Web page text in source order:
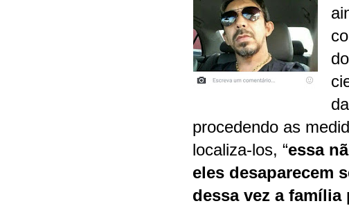
procedendo as
localiza-los, “essa
eles desaparecem
dessa vez a